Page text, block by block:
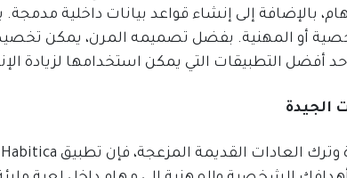
بالإضافة إلى إنشاء قواعد بيانات داخلية
أو المهنية. بفضل تصميمه المرن، يمكن
أفضل التطبيقات التي يمكن استخدامها لزيادة